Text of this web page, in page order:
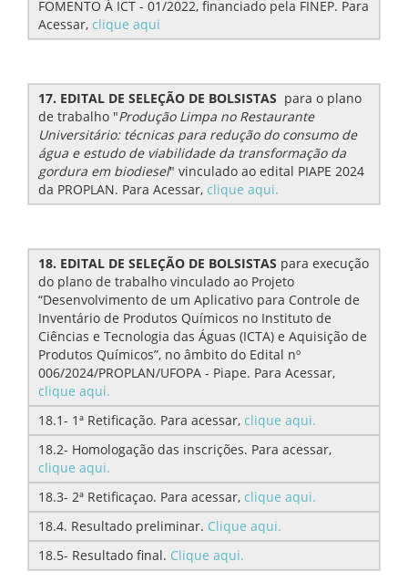
FOMENTO À ICT - 01/2022, financiado pela FINEP. Para
Acessar, clique aqui
17. EDITAL DE SELEÇÃO DE BOLSISTAS para o plano
de trabalho "Produção Limpa no Restaurante
Universitário: técnicas para redução do consumo de
água e estudo de viabilidade da transformação da
gordura em biodiesel" vinculado ao edital PIAPE 2024
da PROPLAN. Para Acessar, clique aqui.
18. EDITAL DE SELEÇÃO DE BOLSISTAS para execução
do plano de trabalho vinculado ao Projeto
“Desenvolvimento de um Aplicativo para Controle de
Inventário de Produtos Químicos no Instituto de
Ciências e Tecnologia das Águas (ICTA) e Aquisição de
Produtos Químicos”, no âmbito do Edital nº
006/2024/PROPLAN/UFOPA - Piape. Para Acessar,
clique aqui.
18.1- 1ª Retificação. Para acessar, clique aqui.
18.2- Homologação das inscrições. Para acessar,
clique aqui.
18.3- 2ª Retificaçao. Para acessar, clique aqui.
18.4. Resultado preliminar. Clique aqui.
18.5- Resultado final. Clique aqui.